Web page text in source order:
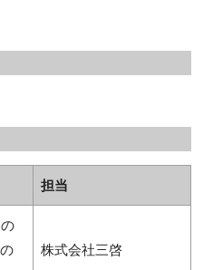
担当
株式会社三啓